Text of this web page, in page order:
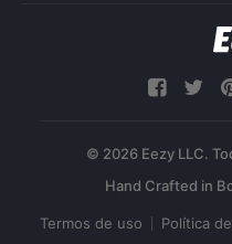
© 2026 Eezy LLC.
Termos de uso Política